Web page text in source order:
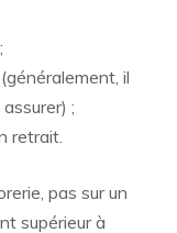
il
;
retrait.
pas sur un
supérieur à